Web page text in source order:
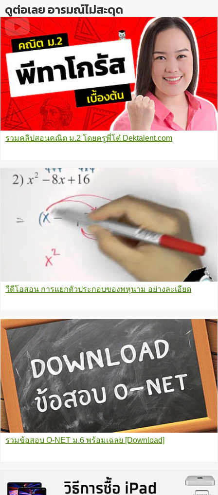
ดูต่อเลย อารมณ์ไม่สะดุด
รวมคลิปสอนคณิต ม.2 โดยครูพี่โต๋ Dektalent.com
วีดีโอสอน การแยกตัวประกอบของพหุนาม อย่างละเอียด
รวมข้อสอบ O-NET ม.6 พร้อมเฉลย [Download]